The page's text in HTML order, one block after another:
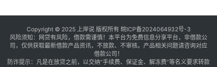
Copyright © 2025 上岸说 版权所有 皖ICP备2024064932号-3
风险须知：网贷有风险，借款需谨慎！本平台为免费信息分享平台，非借款公
司，仅供获取最新借款产品资讯，不放款、不审核。产品相关问题请咨询对应
借款公司！
防诈提示：凡是在放贷之前，以交纳“手续费、保证金、解冻费”等名义要求转款